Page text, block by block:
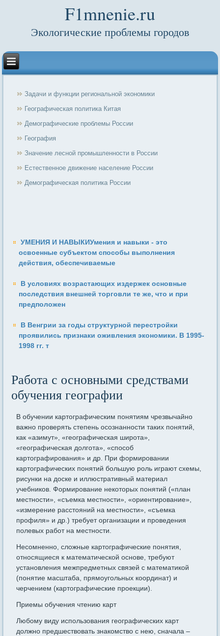
F1mnenie.ru
Экологические проблемы городов
Задачи и функции региональной экономики
Географическая политика Китая
Демографические проблемы России
География
Значение лесной промышленности в России
Естественное движение население России
Демографическая политика России
УМЕНИЯ И НАВЫКИУмения и навыки - это
освоенные субъектом способы выполнения
действия, обеспечиваемые
В условиях возрастающих издержек основные
последствия внеш­ней торговли те же, что и при
предположен
В Венгрии за годы структурной перестройки
проявились признаки оживления экономики. В 1995-
1998 гг. т
Работа с основными средствами
обучения географии
В обучении картографическим понятиям чрезвычайно
важно проверять степень осознанности таких понятий,
как «азимут», «географическая широта»,
«географическая долгота», «способ
картографирования» и др. При формировании
картографических понятий большую роль играют схемы,
рисунки на доске и иллюстративный материал
учебников. Формирование некоторых понятий («план
местности», «съемка местности», «ориентирование»,
«измерение расстояний на местности», «съемка
профиля» и др.) требует организации и проведения
полевых работ на местности.
Несомненно, сложные картографические понятия,
относящиеся к математической основе, требуют
установления межпредметных связей с математикой
(понятие масштаба, прямоугольных координат) и
черчением (картографические проекции).
Приемы обучения чтению карт
Любому виду использования географических карт
должно предшествовать знакомство с нею, сначала –